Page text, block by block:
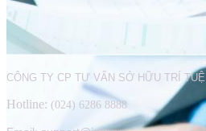
CÔNG TY CP TƯ VẤN SỞ HỮU TRÍ
Hotline: (024) 6286 8888